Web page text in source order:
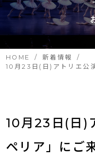
HOME
新着情報
10月23日(日)アトリエ公
10月23日(日)
ペリア」にご